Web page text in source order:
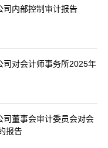
司内部控制审计报告
司对会计师事务所2025年
董事会审计委员会对会
报告